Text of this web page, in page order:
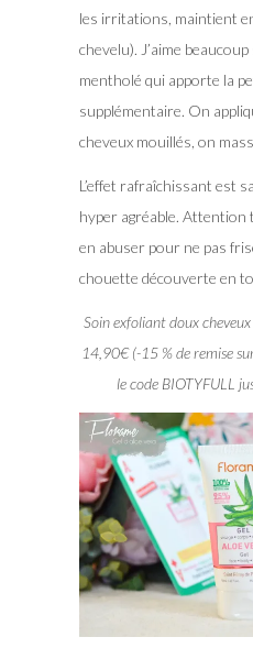
les irritations, maintient
chevelu). J’aime
mentholé qui apporte la
supplémentaire. On
cheveux mouillés, on
L’effet rafraîchissant est
hyper agréable. Attention
en abuser pour ne pas
chouette découverte en
Soin exfoliant doux
14,90€ (-15 % de remise
le code BIOTYFULL